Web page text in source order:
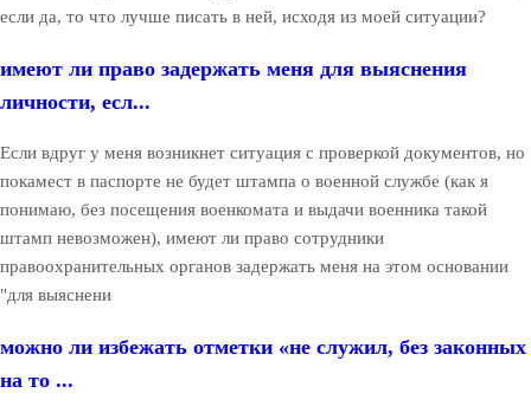
если да, то что лучше писать в ней, исходя из моей ситуации?
имеют ли право задержать меня для выяснения
личности, есл...
Если вдруг у меня возникнет ситуация с проверкой документов, но
покамест в паспорте не будет штампа о военной службе (как я
понимаю, без посещения военкомата и выдачи военника такой
штамп невозможен), имеют ли право сотрудники
правоохранительных органов задержать меня на этом основании
"для выяснени
можно ли избежать отметки «не служил, без законных
на то ...